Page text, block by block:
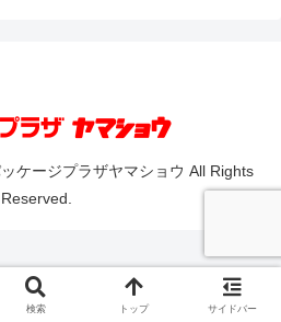
ケージプラザヤマショウ All Rights
Reserved.
検索 トップ サイドバー